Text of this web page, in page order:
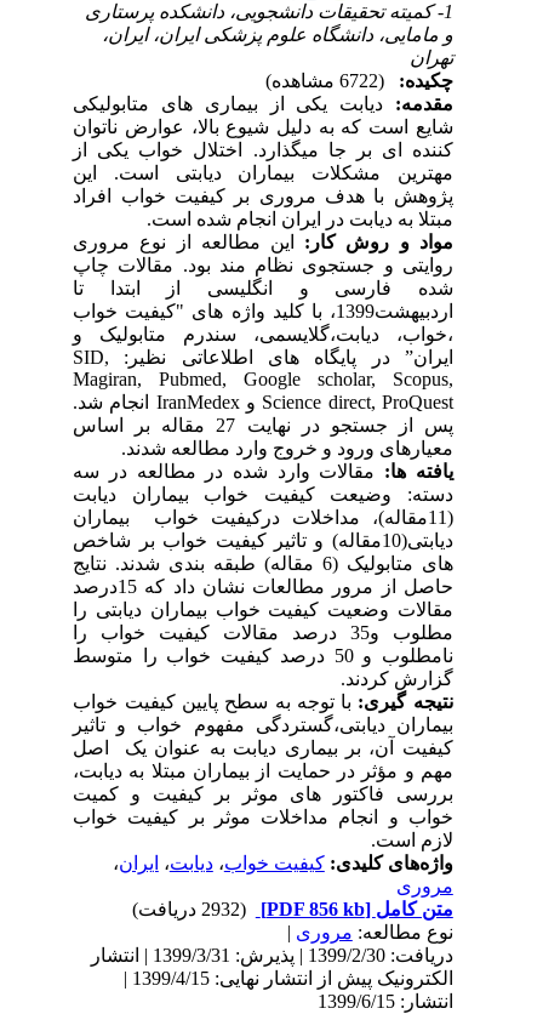
1- کمیته تحقیقات دانشجویی، دانشکده پرستاری
و مامایی، دانشگاه علوم پزشکی ایران، ایران،
تهران
چکیده:
مقدمه: دیابت یکی از بیماری های متابولیکی
شایع است که به دلیل شیوع بالا، عوارض ناتوان
کننده ای بر جا میگذارد. اختلال خواب یکی از
مهترین مشکلات بیماران دیابتی است. این
پژوهش با هدف مروری بر کیفیت خواب افراد
مبتلا به دیابت در ایران انجام شده است.
مواد و روش کار: این مطالعه از نوع مروری
روایتی و جستجوی نظام مند بود. مقالات چاپ
شده فارسی و انگلیسی از ابتدا تا
اردبیهشت1399، با کلید واژه های "کیفیت خواب
،خواب، دیابت،گلایسمی، سندرم متابولیک و
ایران” در پایگاه های اطلاعاتی نظیر: SID,
Magiran, Pubmed, Google scholar, Scopus,
Science direct, ProQuestوIranMedexانجام شد.
پس از جستجو در نهایت 27 مقاله بر اساس
معیارهای ورود و خروج وارد مطالعه شدند.
یافته ها: مقالات وارد شده در مطالعه در سه
دسته: وضیعت کیفیت خواب بیماران دیابت
(11مقاله)، مداخلات درکیفیت خواب بیماران
دیابتی(10مقاله) و تاثیر کیفیت خواب بر شاخص
های متابولیک (6 مقاله) طبقه بندی شدند. نتایج
حاصل از مرور مطالعات نشان داد که 15درصد
مقالات وضعیت کیفیت خواب بیماران دیابتی را
مطلوب و35 درصد مقالات کیفیت خواب را
نامطلوب و 50 درصد کیفیت خواب را متوسط
گزارش کردند.
نتیجه گیری: با توجه به سطح پایین کیفیت خواب
بیماران دیابتی،گستردگی مفهوم خواب و تاثیر
کیفیت آن، بر بیماری دیابت به عنوان یک اصل
مهم و مؤثر در حمایت از بیماران مبتلا به دیابت،
بررسی فاکتور های موثر بر کیفیت و کمیت
خواب و انجام مداخلات موثر بر کیفیت خواب
لازم است.
واژه‌های کلیدی:کیفیت خواب،دیابت،ایران ،
مروری
متن کامل[PDF 856 kb]
نوع مطالعه:مروری|
دریافت: 1399/2/30 | پذیرش: 1399/3/31 | انتشار
الکترونیک پیش از انتشار نهایی: 1399/4/15 |
انتشار: 1399/6/15